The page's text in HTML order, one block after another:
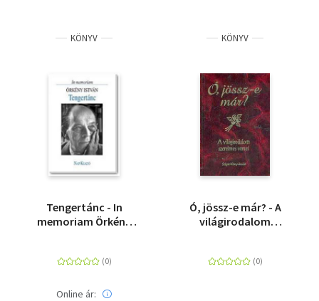
KÖNYV
Tengertánc - In
memoriam Örkény
Online ár:
KÖNYV
Ó, jössz-e már? - A
világirodalom